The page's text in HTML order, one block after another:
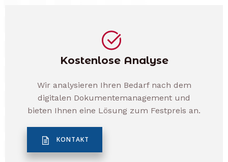
Kostenlose Analyse
Wir analysieren Ihren Bedarf nach dem
digitalen Dokumentemanagement und
bieten Ihnen eine Lösung zum Festpreis an.
KONTAKT